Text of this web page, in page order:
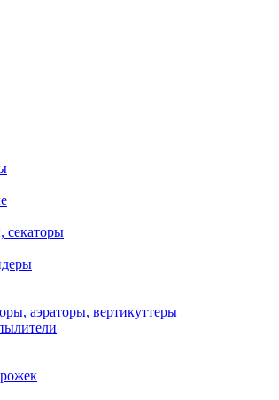
секаторы
аэраторы, вертикуттеры